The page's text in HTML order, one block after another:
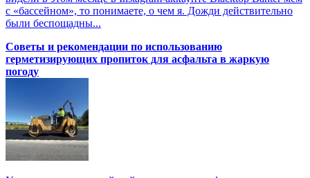
с «бассейном», то понимаете, о чем я. Дожди действительно
были беспощадны...
Советы и рекомендации по использованию
герметизирующих пропиток для асфальта в жаркую
погоду